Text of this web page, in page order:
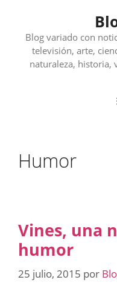
contenidoBlog variado con
televisión, arte,
naturaleza, historia,
Humor
Vines, una
humor
25 julio, 2015 por